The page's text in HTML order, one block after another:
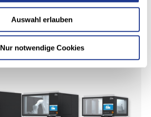
Auswahl erlauben
Nur notwendige Cookies
我们的产品